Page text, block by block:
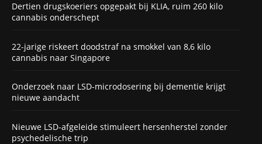
Dertien drugskoeriers opgepakt bij KLIA, ruim 260 kilo
cannabis onderschept
22-jarige riskeert doodstraf na smokkel van 8,6 kilo
cannabis naar Singapore
Onderzoek naar LSD-microdosering bij dementie krijgt
nieuwe aandacht
Nieuwe LSD-afgeleide stimuleert hersenherstel zonder
psychedelische trip